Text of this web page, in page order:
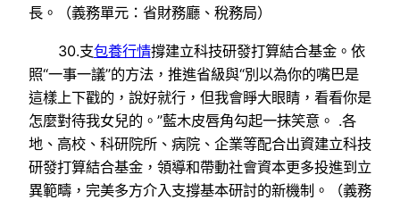
長。（義務單元：省財務廳、稅務局）
30.支包養行情撐建立科技研發打算結合基金。依
照“一事一議”的方法，推進省級與“別以為你的嘴巴是
這樣上下戳的，說好就行，但我會睜大眼睛，看看你是
怎麼對待我女兒的。”藍木皮唇角勾起一抹笑意。 .各
地、高校、科研院所、病院、企業等配合出資建立科技
研發打算結合基金，領導和帶動社會資本更多投進到立
異範疇，完美多方介入支撐基本研討的新機制。（義務